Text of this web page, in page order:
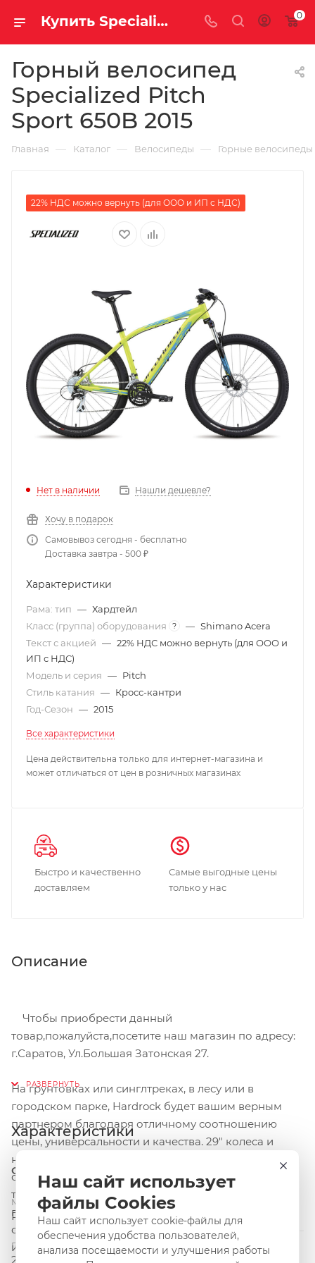
Купить Specialized Pitch Sport 650B 2015 за рублей, а со скидкой 0
Горный велосипед
Specialized Pitch
Sport 650B 2015
Главная — Каталог — Велосипеды — Горные велосипеды
22% НДС можно вернуть (для ООО и ИП с НДС)
Нет в наличии Нашли дешевле?
Хочу в подарок
Самовывоз сегодня - бесплатно
Доставка завтра - 500 ₽
Характеристики
Рама: тип — Хардтейл
Класс (группа) оборудования
? — Shimano Acera
Текст с акцией — 22% НДС можно вернуть (для ООО и
ИП с НДС)
Модель и серия — Pitch
Стиль катания — Кросс-кантри
Год-Сезон — 2015
Все характеристики
Цена действительна только для интернет-магазина и
может отличаться от цен в розничных магазинах
Быстро и качественно
доставляем
Самые выгодные цены
только у нас
Описание
Чтобы приобрести данный
товар,пожалуйста,посетите наш магазин по адресу:
г.Саратов, Ул.Большая Затонская 27.
На грунтовках или синглтреках, в лесу или в
городском парке, Hardrock будет вашим верным
партнером благодаря отличному соотношению
цены, универсальности и качества. 29" колеса и
надежная амортизационная вилка отлично
справятся с неровностями трасс, а дисковые
тормоза придадут уверенности. Сочетая
практичность и эффективность, Hardrock имеет
систему с тремя ведущими звездами и
интегрированные крепления для багажника и
Характеристики
Общие и основные свойства
Модель и серия
Pitch
Год-Сезон
2015
Наш сайт использует
файлы Cookies
Наш сайт использует cookie-файлы для
обеспечения удобства пользователей,
анализа посещаемости и улучшения работы